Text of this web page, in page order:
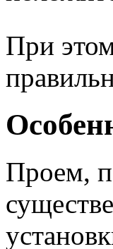
При
Проем,